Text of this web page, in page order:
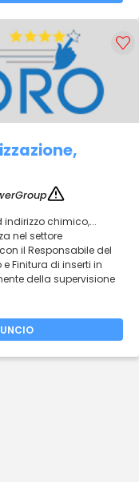
chimico,...
nel settore
il Responsabile del
e Finitura di inserti in
della supervisione